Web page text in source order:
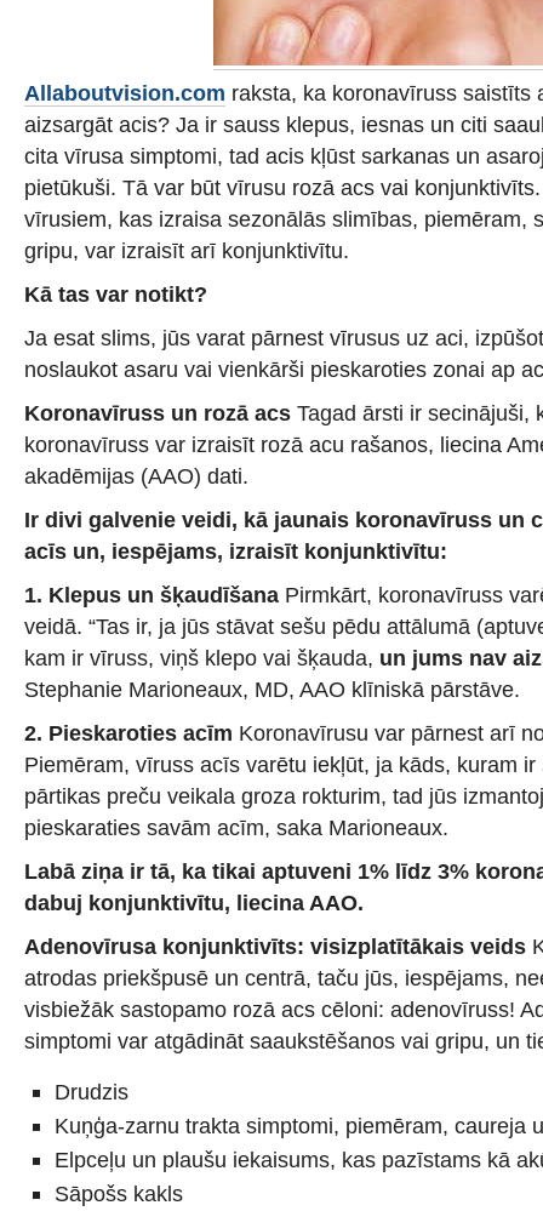
Allaboutvision.com raksta, ka koronavīruss saistīts
aizsargāt acis? Ja ir sauss klepus, iesnas un citi
cita vīrusa simptomi, tad acis kļūst sarkanas un
pietūkuši. Tā var būt vīrusu rozā acs vai
vīrusiem, kas izraisa sezonālās slimības, piemēram,
gripu, var izraisīt arī konjunktivītu.
Kā tas var notikt?
Ja esat slims, jūs varat pārnest vīrusus uz aci,
noslaukot asaru vai vienkārši pieskaroties zonai ap
Koronavīruss un rozā acs Tagad ārsti ir secinājuši,
koronavīruss var izraisīt rozā acu rašanos, liecina
akadēmijas (AAO) dati.
Ir divi galvenie veidi, kā jaunais koronavīruss un
acīs un, iespējams, izraisīt konjunktivītu:
1. Klepus un šķaudīšana Pirmkārt, koronavīruss
veidā. “Tas ir, ja jūs stāvat sešu pēdu attālumā
kam ir vīruss, viņš klepo vai šķauda, un jums nav
Stephanie Marioneaux, MD, AAO klīniskā pārstāve.
2. Pieskaroties acīm Koronavīrusu var pārnest arī
Piemēram, vīruss acīs varētu iekļūt, ja kāds, kuram
pārtikas preču veikala groza rokturim, tad jūs
pieskaraties savām acīm, saka Marioneaux.
Labā ziņa ir tā, ka tikai aptuveni 1% līdz 3%
dabuj konjunktivītu, liecina AAO.
Adenovīrusa konjunktivīts: visizplatītākais veids
atrodas priekšpusē un centrā, taču jūs, iespējams,
visbiežāk sastopamo rozā acs cēloni: adenovīruss!
simptomi var atgādināt saaukstēšanos vai gripu, un
Drudzis
Kuņģa-zarnu trakta simptomi, piemēram, caureja
Elpceļu un plaušu iekaisums, kas pazīstams kā
Sāpošs kakls